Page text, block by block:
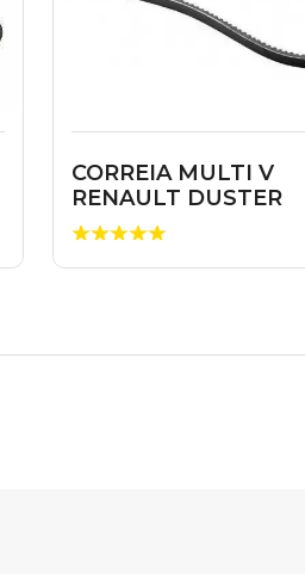
CORREIA MULTI V
RENAULT DUSTER
CAPTUR SANDERO
OROCH ...